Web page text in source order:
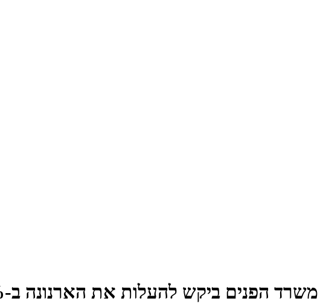
משרד הפנים ביקש להעלות את הארנונה ב-1.4%, העירייה מתנדבת להעלות ב-5%